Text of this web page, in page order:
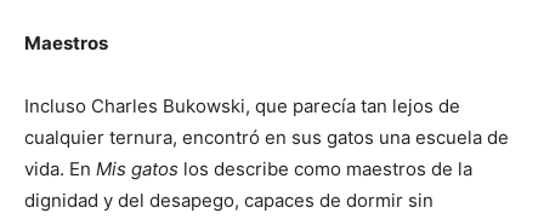
Maestros
Incluso Charles Bukowski, que parecía tan lejos de
cualquier ternura, encontró en sus gatos una escuela de
vida. En Mis gatos los describe como maestros de la
dignidad y del desapego, capaces de dormir sin